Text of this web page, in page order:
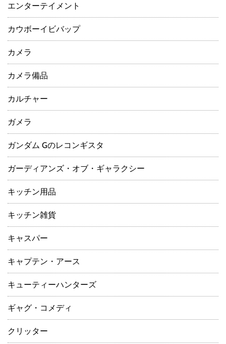
エンターテイメント
カウボーイビバップ
カメラ
カメラ備品
カルチャー
ガメラ
ガンダム Gのレコンギスタ
ガーディアンズ・オブ・ギャラクシー
キッチン用品
キッチン雑貨
キャスパー
キャプテン・アース
キューティーハンターズ
ギャグ・コメディ
クリッター